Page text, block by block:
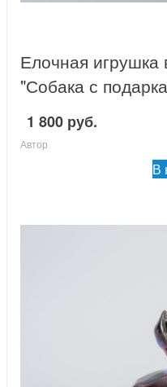
Елочная
"Собака с
1 800 руб.
Автор
В